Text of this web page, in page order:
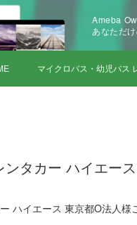
Ameba
あなただ
マイクロバス・幼児バス
タカー ハイエー
ハイエース 東京都O法人様